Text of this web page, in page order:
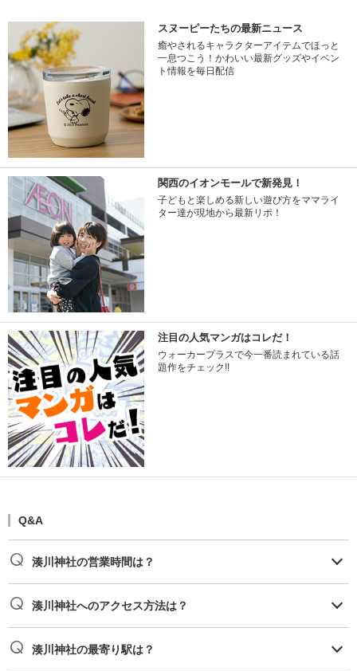
スヌーピーたちの最新ニュース
癒やされるキャラクターアイテムでほっと
一息つこう！かわいい最新グッズやイベン
ト情報を毎日配信
関西のイオンモールで新発見！
子どもと楽しめる新しい遊び方をママライ
ター達が現地から最新リポ！
注目の人気マンガはコレだ！
ウォーカープラスで今一番読まれている話
題作をチェック!!
Q&A
湊川神社の営業時間は？
湊川神社へのアクセス方法は？
湊川神社の最寄り駅は？